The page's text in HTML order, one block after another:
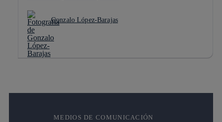
Gonzalo López-Barajas
MEDIOS DE COMUNICACIÓN